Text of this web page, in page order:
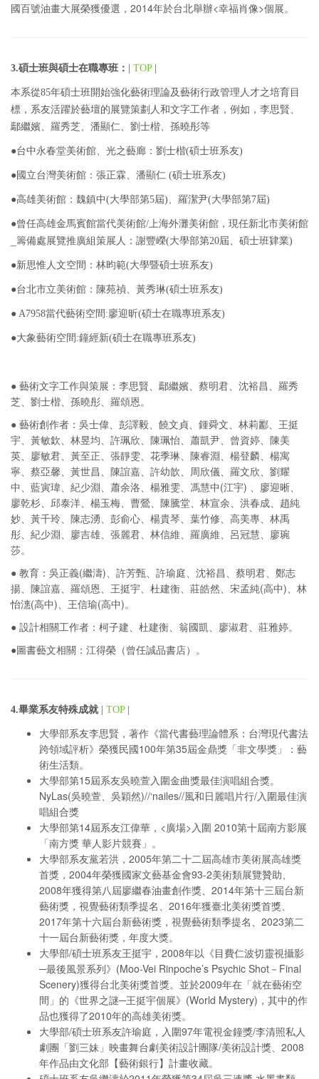
國百號油畫大展榮獲優選，2014年於台北舉辦<幸福肖像>個展。
3.碩士班與碩士在職專班： TOP|
本系從85年碩士班開始強化藝術理論及藝術行政管理人才之培育目
標，系友活躍於藝壇的展覽策劃人和文字工作者，例如，李思賢、
鄢繼嬪、羅秀芝、潘顯仁、劉士楷、孫曉彤等
●台中永春堂美術館、光之藝廊：劉士楷(碩士班系友)
●國立台灣美術館：張正霖、潘顯仁 (碩士班系友)
●高雄美術館：魏鎮中(大學部第5屆)、羅潔尹(大學部第7屆)
●曾任高雄金馬賓館當代美術館/上海外灘美術館， 現任新北市美術館
_籌備處展覽推廣組策展人 ：謝豐嶸(大學部第20屆、碩士班肄業)
●新思惟人文空間：林昀範(大學暨碩士班系友)
●台北市立美術館：陳苑禎、黃秀琳(碩士班系友)
● A7958當代藝術空間:廖迎昕(碩士在職專班系友)
●大象藝術空間:鐘經新(碩士在職專班系友)
● 藝術文字工作與策展：李思賢、鄢繼嬪、蔡明君、沈裕昌、羅秀
芝、劉士楷、孫曉彤、羅頌恩。
● 藝術創作者：吳士偉、彭譯毅、饒文貞、鍾舜文、林莉酈、王挺
宇、黃敏欽、林昱均、許珮欣、陳珮怡、蕭凱尹、曾資婷、陳美
英、廖敏君、黃至正、張靜雯、花季琳、陳睿淵、楊登麟、楊寓
寧、蔡亞馨、黃世昌、陳誼嘉、許幼歆、周欣儀、羅文欣、劉耀
中、藍寅瑋、紀少淵、蕭余洛、楊雅雯、馮慧中(江宇) 、廖迎晰、
廖乾杉、邱泰洋、楊玉梅、曹鶯、陳騰堂、林宣余、洪春成、趙純
妙、黃千玲、陳志湧、彭俞心、楊貴琴、葉竹修、高美專、林禹
彤、紀少淵、廖吉雄、張麗君、林信維、羅廣維、呂冠慧、廖琬
莎。
● 教育：吳正義(繼濤)、許芳甄、許瑜庭、沈裕昌、蔡明君、鄭志
揚、陳誼嘉、羅頌恩、王挺宇、杜建衡、莊皓然、宋孟純(高中)、林
怡潓(高中)、王信瑜(高中)。
● 設計相關工作者：柯子建、杜建衡、翁國凱、廖淑君、莊雅婷。
●圖書藝文相關：江得榮（曾任誠品書店）。
4.畢業系友特殊成就| TOP|
大學部系友李思賢，著作《當代書藝理論體系：台灣現代書法
跨領域評析》榮獲民國100年第35屆金鼎獎「非文學獎」：藝
術生活類。
大學部第15屆系友吳曉萱入圍金曲獎最佳演唱組合獎。
NyLas(吳曉萱、吳穎然)//‘nailes//風和日麗唱片行/入圍最佳演
唱組合獎
大學部第14屆系友江偉華，<廣場>入圍 2010第十屆南方影展
「南方獎 華人影片競賽」。
大學部系友黨若洪，2005年第二十二屆高雄市美術展高雄獎
首獎，2004年榮獲國家文藝基金會93-2美術類展覽贊助、
2008年獲得第八屆廖繼春油畫創作獎、2014年第十三屆台新
藝術獎，視覺藝術類季提名、2016年獲臺北美術獎首獎、
2017年第十六屆台新藝術獎，視覺藝術類季提名、2023第二
十一屆台新藝術獎，年度大獎。
大學部/碩士班系友王挺宇，2008年以《目費仁波切靈視攝影
─最後風景系列》(Moo-Vei Rinpoche’s Psychic Shot－Final
Scenery)獲得台北美術獎首獎。並於2009年在「就在藝術空
間」的《世界之謎─王挺宇個展》(World Mystery)，其中的作
品也獲得了2010年的高雄美術獎。
大學部/碩士班系友許瑜庭，入圍97年電視金鐘獎/李清照私人
劇團「劉三妹」映畫舞台劇美術設計團隊/美術設計獎、2008
年作品由文化部【藝術銀行】計畫收藏。